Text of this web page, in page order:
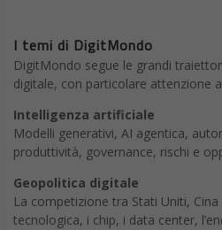
I temi di DigitMondo
DigitMondo segue le grandi
digitale, con particolare attenzione
Intelligenza artificiale
Modelli generativi, AI agentica,
produttività, governance, rischi e
Geopolitica digitale
La competizione tra Stati Uniti,
tecnologica, i chip, i data center,